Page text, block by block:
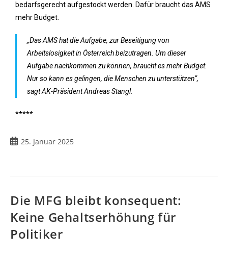
bedarfsgerecht aufgestockt werden. Dafür braucht das AMS
mehr Budget.
„Das AMS hat die Aufgabe, zur Beseitigung von
Arbeitslosigkeit in Österreich beizutragen. Um dieser
Aufgabe nachkommen zu können, braucht es mehr Budget.
Nur so kann es gelingen, die Menschen zu unterstützen“,
sagt AK-Präsident Andreas Stangl.
*****
25. Januar 2025
Die MFG bleibt konsequent:
Keine Gehaltserhöhung für
Politiker